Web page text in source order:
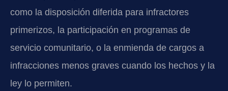
como la disposición diferida para infractores
primerizos, la participación en programas de
servicio comunitario, o la enmienda de cargos a
infracciones menos graves cuando los hechos y la
ley lo permiten.